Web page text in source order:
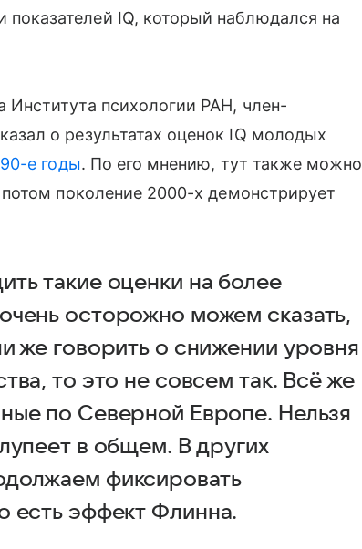
IQ, который наблюдался на
психологии РАН, член-
о результатах оценок IQ молодых
е годы. По его мнению, тут также можно
поколение 2000-х демонстрирует
такие оценки на более
осторожно можем сказать,
же говорить о снижении уровня
то это не совсем так. Всё же
по Северной Европе. Нельзя
в общем. В других
фиксировать
есть эффект Флинна.